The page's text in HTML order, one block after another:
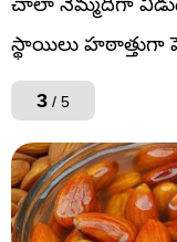
చాలా నెమ్మదిగా
స్థాయిలు హఠాత్తుగా
3 / 5